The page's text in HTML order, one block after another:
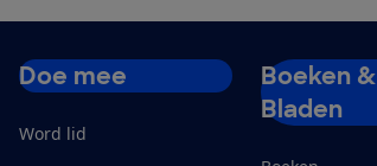
Doe mee
Word lid
Boeken &
Bladen